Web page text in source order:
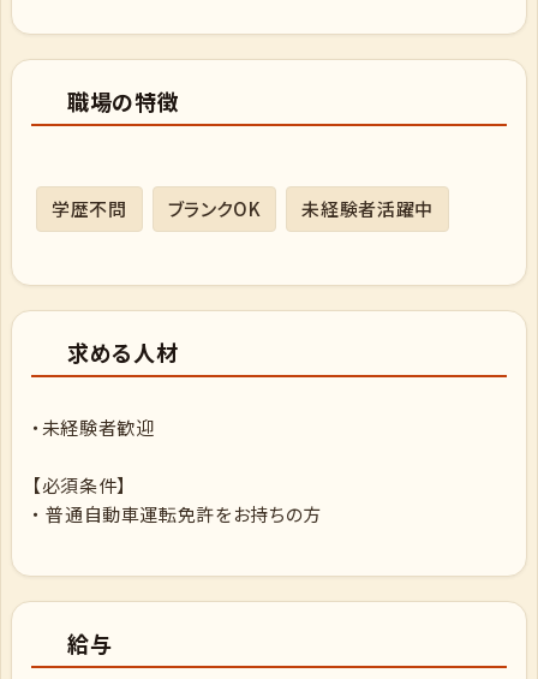
職場の特徴
学歴不問 ブランクOK 未経験者活躍中
求める人材
・未経験者歓迎
【必須条件】
・ 普通自動車運転免許をお持ちの方
給与